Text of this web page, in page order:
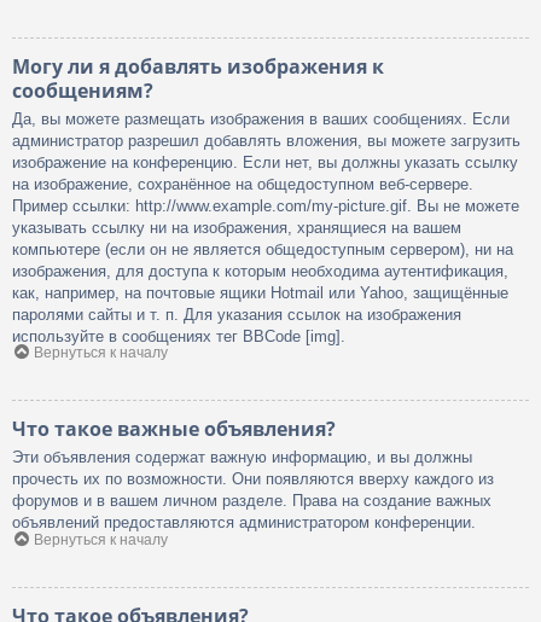
Могу ли я добавлять изображения к
сообщениям?
Да, вы можете размещать изображения в ваших сообщениях. Если
администратор разрешил добавлять вложения, вы можете загрузить
изображение на конференцию. Если нет, вы должны указать ссылку
на изображение, сохранённое на общедоступном веб-сервере.
Пример ссылки: http://www.example.com/my-picture.gif. Вы не можете
указывать ссылку ни на изображения, хранящиеся на вашем
компьютере (если он не является общедоступным сервером), ни на
изображения, для доступа к которым необходима аутентификация,
как, например, на почтовые ящики Hotmail или Yahoo, защищённые
паролями сайты и т. п. Для указания ссылок на изображения
используйте в сообщениях тег BBCode [img].
Вернуться к началу
Что такое важные объявления?
Эти объявления содержат важную информацию, и вы должны
прочесть их по возможности. Они появляются вверху каждого из
форумов и в вашем личном разделе. Права на создание важных
объявлений предоставляются администратором конференции.
Вернуться к началу
Что такое объявления?